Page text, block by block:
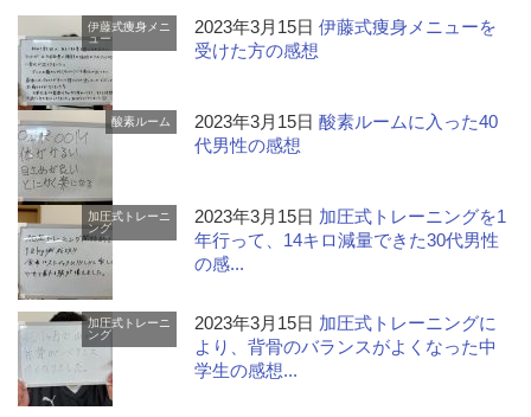
伊藤式痩身メニ
ュー
2023年3月15日伊藤式痩身メニューを
受けた方の感想
酸素ルーム 2023年3月15日酸素ルームに入った40
代男性の感想
加圧式トレーニ
ング
2023年3月15日 加圧式トレーニングを1
年行って、14キロ減量できた30代男性
の感...
加圧式トレーニ
ング
2023年3月15日 加圧式トレーニングに
より、背骨のバランスがよくなった中
学生の感想...